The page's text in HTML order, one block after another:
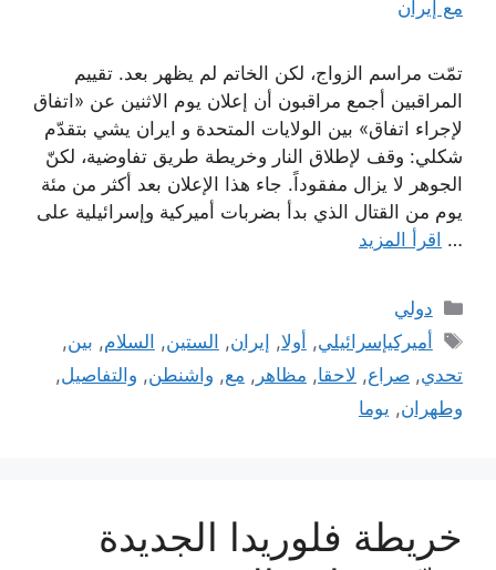
تمّت مراسم الزواج، لكن الخاتم لم يظهر بعد. تقييم
المراقبين أجمع مراقبون أن إعلان يوم الاثنين عن «اتفاق
لإجراء اتفاق» بين الولايات المتحدة و ايران يشي بتقدّم
شكلي: وقف لإطلاق النار وخريطة طريق تفاوضية، لكنّ
الجوهر لا يزال مفقوداً. جاء هذا الإعلان بعد أكثر من مئة
يوم من القتال الذي بدأ بضربات أميركية وإسرائيلية على
… اقرأ المزيد
التصنيفات
دولي
الوسوم
أميركيإسرائيلي, أولا, إيران, الستين, السلام, بين,
تحدي, صراع, لاحقا, مظاهر , مع, واشنطن, والتفاصيل,
وطهران, يوما
خريطة فلوريدا الجديدة